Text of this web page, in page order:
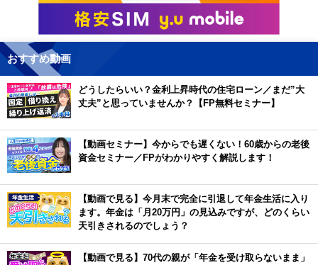
おすすめ動画
どうしたらいい？金利上昇時代の住宅ローン／まだ”大
丈夫”と思っていませんか？【FP無料セミナー】
【動画セミナー】今からでも遅くない！60歳からの老後
資金セミナー／FPがわかりやすく解説します！
【動画で見る】今月末で完全に引退して年金生活に入り
ます。年金は「月20万円」の見込みですが、どのくらい
天引きされるのでしょう？
【動画で見る】70代の親が「年金を受け取らないまま」